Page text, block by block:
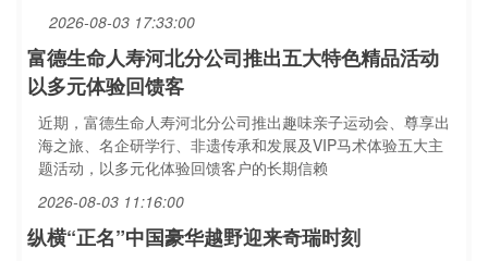
2026-08-03 17:33:00
富德生命人寿河北分公司推出五大特色精品活动
以多元体验回馈客
近期，富德生命人寿河北分公司推出趣味亲子运动会、尊享出
海之旅、名企研学行、非遗传承和发展及VIP马术体验五大主
题活动，以多元化体验回馈客户的长期信赖
2026-08-03 11:16:00
纵横“正名”中国豪华越野迎来奇瑞时刻